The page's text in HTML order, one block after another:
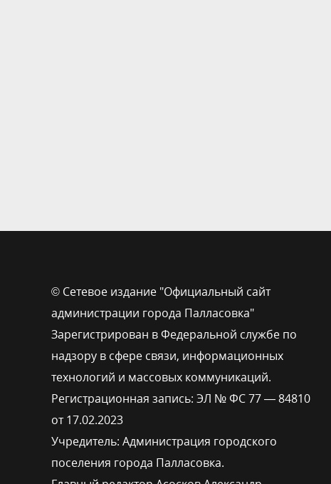
© Сетевое издание "Официальный сайт
администрации города Палласовка"
Зарегистрирован в Федеральной службе по
надзору в сфере связи, информационных
технологий и массовых коммуникаций.
Регистрационная запись: ЭЛ № ФС 77 — 84810
от 17.02.2023
Учредитель: Администрация городского
поселения города Палласовка.